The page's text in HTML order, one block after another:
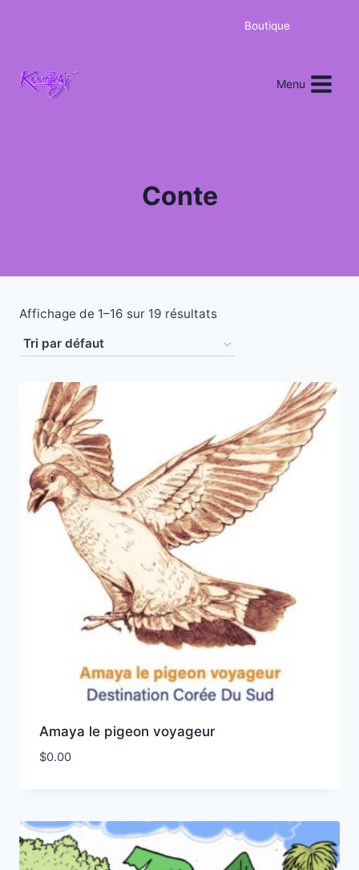
Boutique
Menu
Conte
Affichage de 1–16 sur 19 résultats
Amaya le pigeon voyageur
$0.00